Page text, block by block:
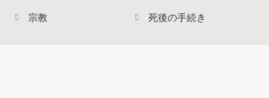
宗教 死後の手続き